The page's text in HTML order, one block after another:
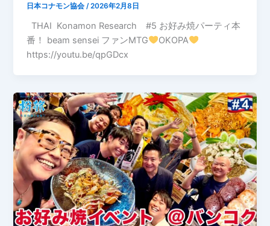
日本コナモン協会/2026年2月8日
THAI Konamon Research #5 お好み焼パーティ本
番！ beam sensei ファンMTG
OKOPA
https://youtu.be/qpGDcx